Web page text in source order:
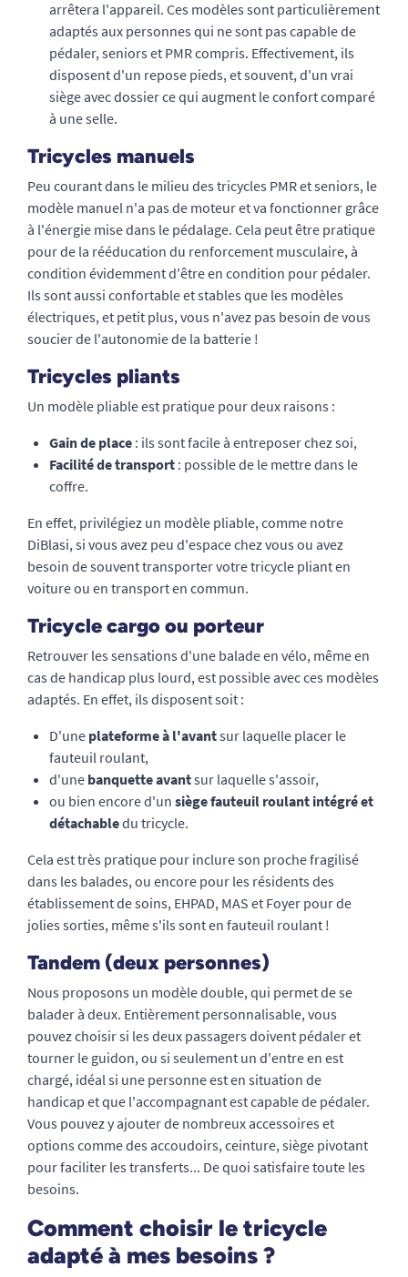
arrêtera l'appareil. Ces modèles sont particulièrement
adaptés aux personnes qui ne sont pas capable de
pédaler, seniors et PMR compris. Effectivement, ils
disposent d'un repose pieds, et souvent, d'un vrai
siège avec dossier ce qui augment le confort comparé
à une selle.
Tricycles manuels
Peu courant dans le milieu des tricycles PMR et seniors, le
modèle manuel n'a pas de moteur et va fonctionner grâce
à l'énergie mise dans le pédalage. Cela peut être pratique
pour de la rééducation du renforcement musculaire, à
condition évidemment d'être en condition pour pédaler.
Ils sont aussi confortable et stables que les modèles
électriques, et petit plus, vous n'avez pas besoin de vous
soucier de l'autonomie de la batterie !
Tricycles pliants
Un modèle pliable est pratique pour deux raisons :
Gain de place : ils sont facile à entreposer chez soi,
Facilité de transport : possible de le mettre dans le
coffre.
En effet, privilégiez un modèle pliable, comme notre
DiBlasi, si vous avez peu d'espace chez vous ou avez
besoin de souvent transporter votre tricycle pliant en
voiture ou en transport en commun.
Tricycle cargo ou porteur
Retrouver les sensations d'une balade en vélo, même en
cas de handicap plus lourd, est possible avec ces modèles
adaptés. En effet, ils disposent soit :
D'une plateforme à l'avantsur laquelle placer le
fauteuil roulant,
d'une banquette avantsur laquelle s'assoir,
ou bien encore d'un siège fauteuil roulant intégré et
détachabledu tricycle.
Cela est très pratique pour inclure son proche fragilisé
dans les balades, ou encore pour les résidents des
établissement de soins, EHPAD, MAS et Foyer pour de
jolies sorties, même s'ils sont en fauteuil roulant !
Tandem (deux personnes)
Nous proposons un modèle double, qui permet de se
balader à deux. Entièrement personnalisable, vous
pouvez choisir si les deux passagers doivent pédaler et
tourner le guidon, ou si seulement un d'entre en est
chargé, idéal si une personne est en situation de
handicap et que l'accompagnant est capable de pédaler.
Vous pouvez y ajouter de nombreux accessoires et
options comme des accoudoirs, ceinture, siège pivotant
pour faciliter les transferts... De quoi satisfaire toute les
besoins.
Comment choisir le tricycle
adapté à mes besoins ?